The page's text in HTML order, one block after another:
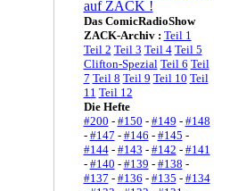
Das ComicRadioShow
ZACK-Archiv : Teil 1
Teil 2 Teil 3 Teil 4 Teil 5
Clifton-Spezial Teil 6 Teil
7 Teil 8 Teil 9 Teil 10 Teil
11 Teil 12
Die Hefte
#200 - #150 - #149 - #148
- #147 - #146 - #145 -
#144- #143 - #142 - #141
- #140 - #139 - #138 -
#137 - #136 - #135 - #134